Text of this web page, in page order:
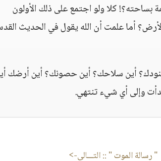
بساحته؟! كلا ولو اجتمع على ذلك الأولون
أما علمت أن الله يقول في الحديث
أين سلاحك؟ أين حصونك؟ أين أرضك
وإلى أي شيء تنتهي.
" رسالة الموت " :: التـــالى->